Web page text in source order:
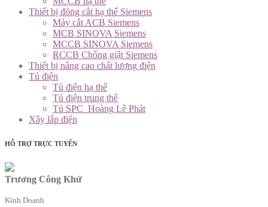
Thiết bị đóng cắt hạ thế Siemens
Máy cắt ACB Siemens
MCB SINOVA Siemens
MCCB SINOVA Siemens
RCCB Chống giật Siemens
Thiết bị nâng cao chất lượng điện
Tủ điện
Tủ điện hạ thế
Tủ điện trung thế
Tủ SPC_Hoàng Lê Phát
Xây lắp điện
HỖ TRỢ TRỰC TUYẾN
Trương Công Khứ
Kinh Doanh